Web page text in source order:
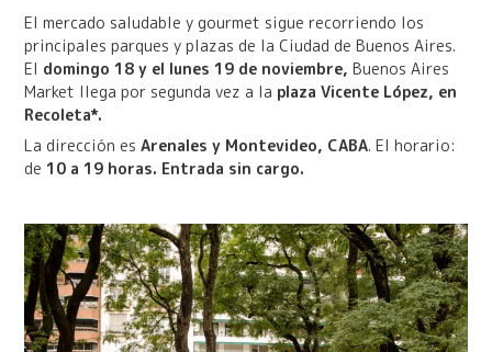
El mercado saludable y gourmet sigue recorriendo los
principales parques y plazas de la Ciudad de Buenos Aires.
El domingo 18 y el lunes 19 de noviembre, Buenos Aires
Market llega por segunda vez a la plaza Vicente López, en
Recoleta*.
La dirección es Arenales y Montevideo, CABA. El horario:
de 10 a 19 horas. Entrada sin cargo.